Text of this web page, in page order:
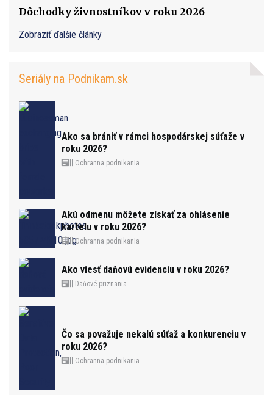
Dôchodky živnostníkov v roku 2026
Zobraziť ďalšie články
Seriály na Podnikam.sk
Ako sa brániť v rámci hospodárskej súťaže v
roku 2026?
Ochranna podnikania
Akú odmenu môžete získať za ohlásenie
kartelu v roku 2026?
Ochranna podnikania
Ako viesť daňovú evidenciu v roku 2026?
Daňové priznania
Čo sa považuje nekalú súťaž a konkurenciu v
roku 2026?
Ochranna podnikania